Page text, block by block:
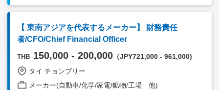
の二輪または四輪製造メーカー 【語学】英語力を重要視してい
ます。 ・5年以上の自動車部品業界での営業経験 ・海外拠点と
英語での会議に対応できる方 （お客様とのやり取りやASEAN他
地域との情報交換の際に使用します） ※業務の中で5割は英語を
使用 ・多様なお客様と関係性を築ける方 （面接でお人柄、コミ
本社や顧客へのレポーティングで使用） 【歓迎要件】 ・海外営
業のご経験がある方 ・運転免許をお持ちの方（国際免許に切り
替えいただきます） ・長く務められる方 ・メンバーマネジメン
ト経験 【求めている人物像】 ・負けず嫌いでチャレンジ精神旺
【 東南アジアを代表するメーカー】 財務責任
者/CFO/Chief Financial Officer
THB 150,000 - 200,000 （JPY721,000 - 961,000)
タイ チョンブリー
メーカー(自動車/化学/家電/鉱物/工場 他)